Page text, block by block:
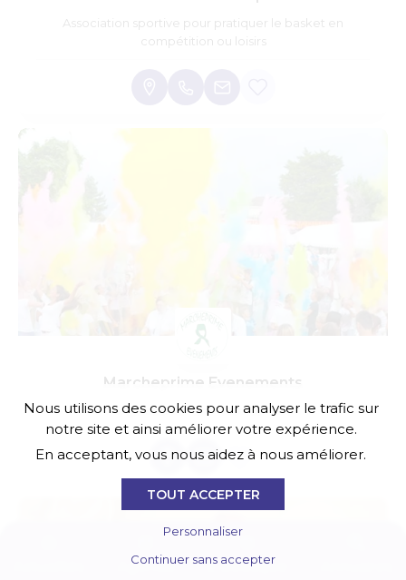
Association sportive pour pratiquer le basket en
compétition ou loisirs
Marcheprime Evenements
organisateur des fêtes de l'été
Agenda E-boutique
Nous utilisons des cookies pour analyser le trafic sur
notre site et ainsi améliorer votre expérience.
En acceptant, vous nous aidez à nous améliorer.
TOUT ACCEPTER
Personnaliser
Continuer sans accepter